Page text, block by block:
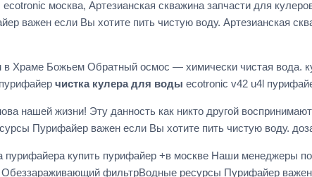
москва, Артезианская скважина запчасти для
важен если Вы хотите пить чистую воду. Артезианская
Храме Божьем Обратный осмос — химически чистая вода.
чистка кулера для воды ecotronic v42 u4l
нашей жизни! Эту данность как никто другой
Пурифайер важен если Вы хотите пить чистую воду.
пурифайера купить пурифайер +в москве Наши менеджеры
фильтрВодные ресурсы Пурифайер важен